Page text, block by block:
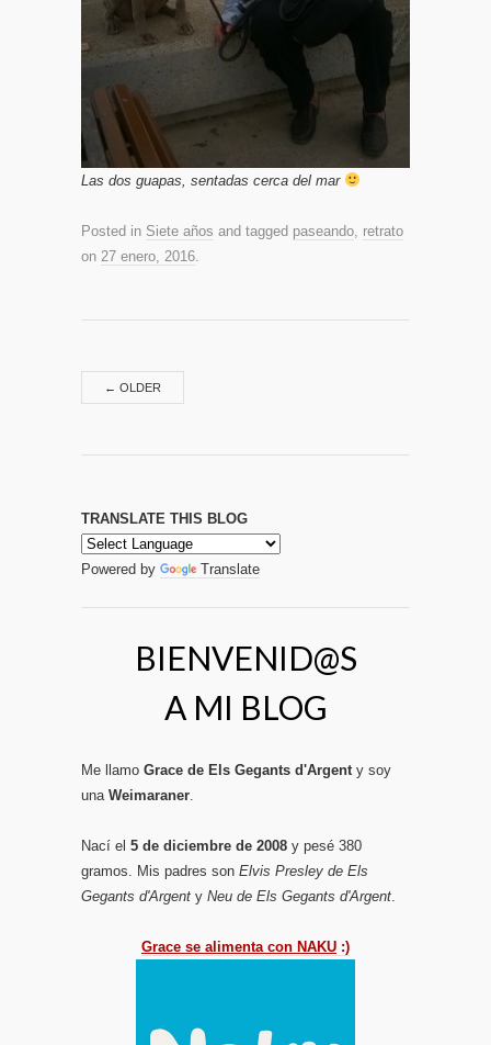
Las dos guapas, sentadas cerca del mar
Posted in Siete años and tagged paseando, retrato
on 27 enero, 2016.
← OLDER
TRANSLATE THIS BLOG
Powered by Translate
BIENVENID@S
A MI BLOG
Me llamo Grace de Els Gegants d'Argenty soy
una Weimaraner.
Nací el 5 de diciembre de 2008 y pesé 380
gramos. Mis padres son Elvis Presley de Els
Gegants d'Argent y Neu de Els Gegants d'Argent.
Grace se alimenta con NAKU :)